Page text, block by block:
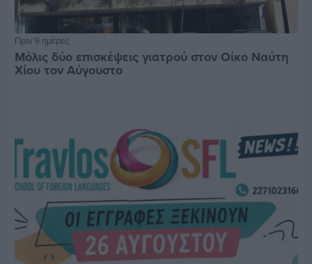
Πριν 9 ημέρες
Μόλις δύο επισκέψεις γιατρού στον Οίκο Ναύτη
Χίου τον Αύγουστο